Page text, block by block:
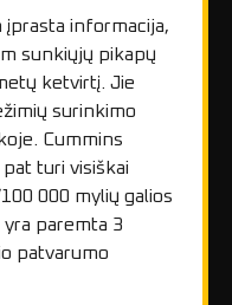
įprasta informacija,
sunkiųjų pikapų
ketvirtį. Jie
surinkimo
Cummins
turi visiškai
000 mylių galios
paremta 3
patvarumo